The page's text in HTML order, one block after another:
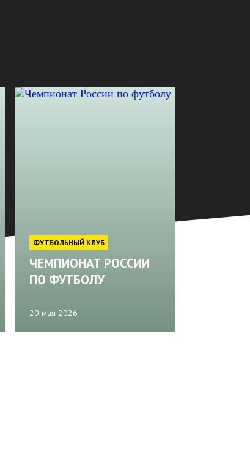
ФУТБОЛЬНЫЙ КЛУБ
ЧЕМПИОНАТ РОССИИ
ПО ФУТБОЛУ
20 мая 2026